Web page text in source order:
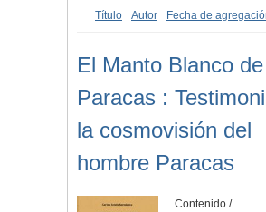
Título
Autor Fecha de
El Manto Blanco de
Paracas :
la cosmovisión del
hombre Paracas
Contenido /